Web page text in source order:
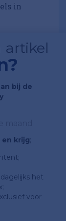
in
artikel
bij de
en krijg;
dagelijks het
voor